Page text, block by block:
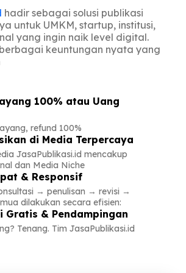
hadir sebagai solusi publikasi
untuk UMKM, startup, institusi,
yang ingin naik level digital.
keuntungan nyata yang
100% atau Uang
refund 100%
di Media Terpercaya
JasaPublikasi.id mencakup
dan Media Niche
& Responsif
→ penulisan → revisi →
dilakukan secara efisien:
Gratis & Pendampingan
Tenang. Tim JasaPublikasi.id